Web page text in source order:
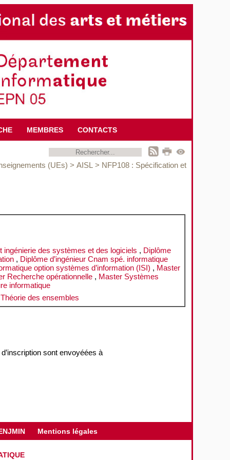
MEMBRES CONTACTS
(UEs) > AISL > NFP108 : Spécification et
ingénierie des systèmes et des logiciels , Diplôme
, Diplôme d’ingénieur Cnam spé. informatique
option systèmes d’information (ISI) , Master
Recherche opérationnelle , Master Systèmes
informatique
Théorie des ensembles
sont envoyéées à
Mentions légales